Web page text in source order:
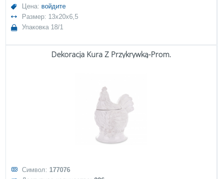
Цена: войдите
Размер: 13x20x6,5
Упаковка 18/1
Dekoracja Kura Z Przykrywką-Prom.
Символ: 177076